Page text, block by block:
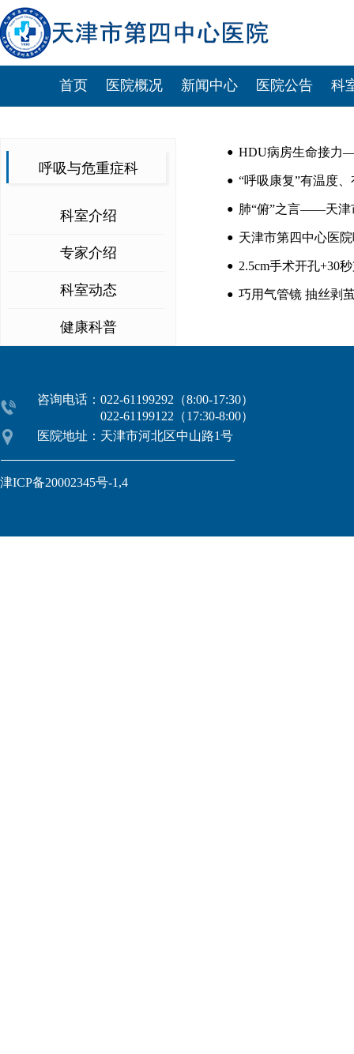
首页 医院概况 新闻中心 医院公告 科
呼吸与危重症科
科室介绍
专家介绍
科室动态
健康科普
● HDU病房生命接力
● “呼吸康复”有温度
● 肺“俯”之言——天津
● 天津市第四中心医
● 2.5cm手术开孔+30
● 巧用气管镜 抽丝剥
咨询电话：022-61199292（8:00-17:30）
022-61199122（17:30-8:00）
医院地址：天津市河北区中山路1号
津ICP备20002345号-1,4